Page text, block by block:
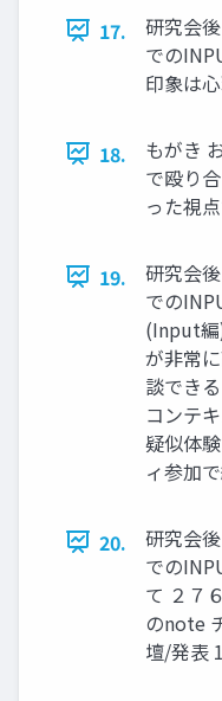
17.
研究会
での
印象は
18.
もがき
で殴り
った視
19.
研究会
での
(Input編
が非常
談でき
コンテ
疑似体
ィ参加
20.
研究会
での
て ２７
のnote
壇/発表